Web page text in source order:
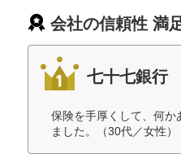
会社の信頼性 満
七十七銀行
保険を手厚くして、何か
ました。（30代／女性）